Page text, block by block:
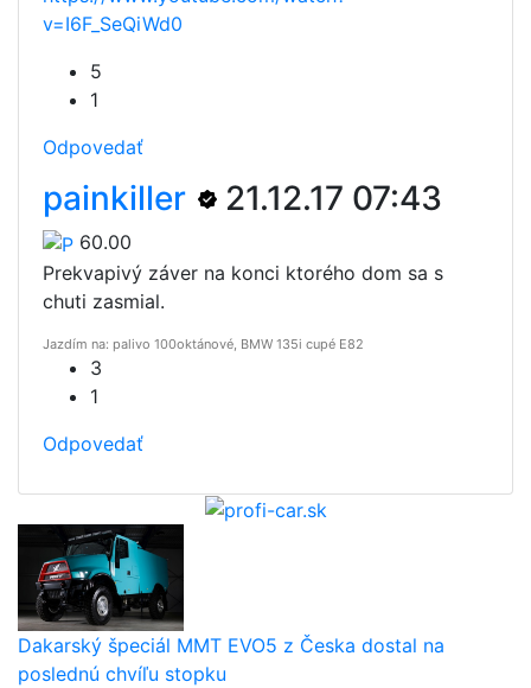
v=I6F_SeQiWd0
5
1
Odpovedať
painkiller 21.12.17 07:43
60.00
Prekvapivý záver na konci ktorého dom sa s
chuti zasmial.
Jazdím na: palivo 100oktánové, BMW 135i cupé E82
3
1
Odpovedať
Dakarský špeciál MMT EVO5 z Česka dostal na
poslednú chvíľu stopku